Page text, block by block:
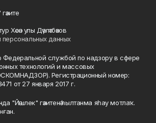
улы Дәүләтбәков
данных
Федеральной службой по надзору в сфере
технологий и массовых
Регистрационный номер:
от 27 января 2017 г.
"Йәшлек" гәзитенә һылтанма яһау мотлаҡ.